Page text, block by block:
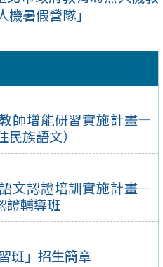
師增能研習實施計畫—
族語文）
文認證培訓實施計畫—
證輔導班
班」招生簡章
暑假營隊」